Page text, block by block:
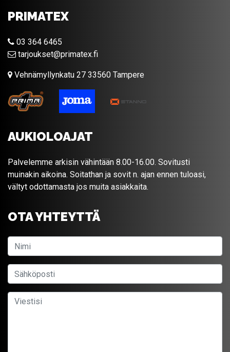
PRIMATEX
03 364 6465
tarjoukset@primatex.fi
Vehnämyllynkatu 27 33560 Tampere
AUKIOLOAJAT
Palvelemme arkisin vähintään 8.00-16.00. Sovitusti
muinakin aikoina. Soitathan ja sovit n. ajan ennen tuloasi,
vältyt odottamasta jos muita asiakkaita.
OTA YHTEYTTÄ